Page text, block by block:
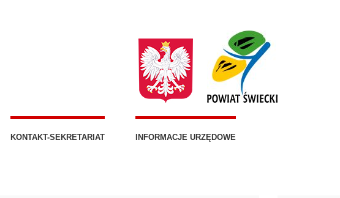
KONTAKT-SEKRETARIAT INFORMACJE URZĘDOWE